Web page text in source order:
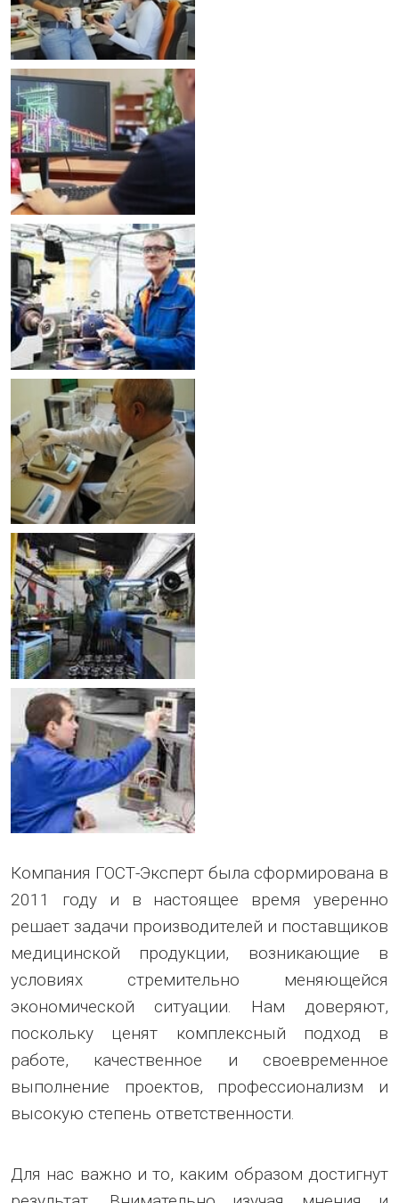
Компания ГОСТ-Эксперт была сформирована в
2011 году и в настоящее время уверенно
решает задачи производителей и поставщиков
медицинской продукции, возникающие в
условиях стремительно меняющейся
экономической ситуации. Нам доверяют,
поскольку ценят комплексный подход в
работе, качественное и своевременное
выполнение проектов, профессионализм и
высокую степень ответственности.
Для нас важно и то, каким образом достигнут